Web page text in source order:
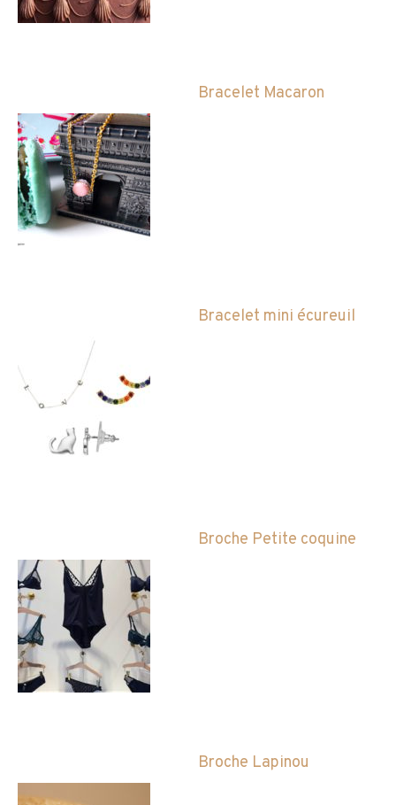
Bracelet Macaron
Bracelet mini écureuil
Broche Petite coquine
Broche Lapinou